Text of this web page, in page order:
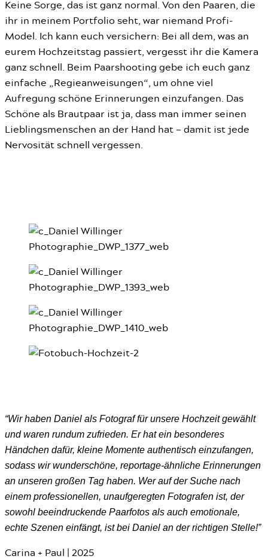
Keine Sorge, das ist ganz normal. Von den Paaren, die
ihr in meinem Portfolio seht, war niemand Profi-
Model. Ich kann euch versichern: Bei all dem, was an
eurem Hochzeitstag passiert, vergesst ihr die Kamera
ganz schnell. Beim Paarshooting gebe ich euch ganz
einfache „Regieanweisungen“, um ohne viel
Aufregung schöne Erinnerungen einzufangen. Das
Schöne als Brautpaar ist ja, dass man immer seinen
Lieblingsmenschen an der Hand hat – damit ist jede
Nervosität schnell vergessen.
“Wir haben Daniel als Fotograf für unsere Hochzeit gewählt
und waren rundum zufrieden. Er hat ein besonderes
Händchen dafür, kleine Momente authentisch einzufangen,
sodass wir wunderschöne, reportage-ähnliche Erinnerungen
an unseren großen Tag haben. Wer auf der Suche nach
einem professionellen, unaufgeregten Fotografen ist, der
sowohl beeindruckende Paarfotos als auch emotionale,
echte Szenen einfängt, ist bei Daniel an der richtigen Stelle!”
Carina + Paul | 2025